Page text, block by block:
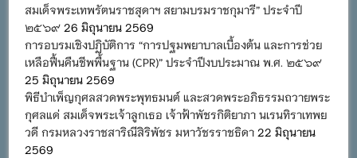
สมเด็จพระเทพรัตนราชสุดาฯ สยามบรมราชกุมารี” ประจำปี
๒๕๖๙ 26 มิถุนายน 2569
การอบรมเชิงปฏิบัติการ “การปฐมพยาบาลเบื้องต้น และการช่วย
เหลือฟื้นคืนชีพพื้นฐาน (CPR)” ประจำปีงบประมาณ พ.ศ. ๒๕๖๙
25 มิถุนายน 2569
พิธีบำเพ็ญกุศลสวดพระพุทธมนต์ และสวดพระอภิธรรมถวายพระ
กุศลแด่ สมเด็จพระเจ้าลูกเธอ เจ้าฟ้าพัชรกิติยาภา นเรนทิราเทพย
วดี กรมหลวงราชสาริณีสิริพัชร มหาวัชรราชธิดา 22 มิถุนายน
2569